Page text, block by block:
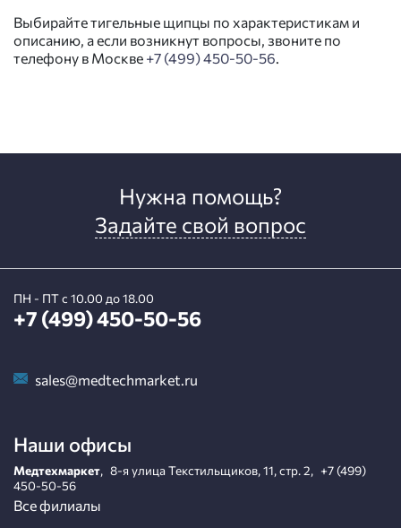
Выбирайте тигельные щипцы по характеристикам и
описанию, а если возникнут вопросы, звоните по
телефону в Москве +7 (499) 450-50-56.
Нужна помощь?
Задайте свой вопрос
ПН - ПТ с 10.00 до 18.00
+7 (499) 450-50-56
sales@medtechmarket.ru
Наши офисы
Медтехмаркет, 8-я улица Текстильщиков, 11, стр. 2, +7 (499)
450-50-56
Все филиалы